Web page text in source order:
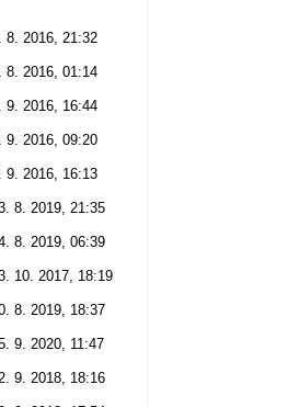
8. 2016, 21:32
8. 2016, 01:14
9. 2016, 16:44
9. 2016, 09:20
9. 2016, 16:13
8. 2019, 21:35
8. 2019, 06:39
10. 2017, 18:19
8. 2019, 18:37
9. 2020, 11:47
9. 2018, 18:16